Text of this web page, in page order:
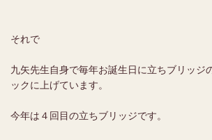
それで
九矢先生自身で毎年お誕生日に立ちブリッジ
ックに上げています。
今年は４回目の立ちブリッジです。